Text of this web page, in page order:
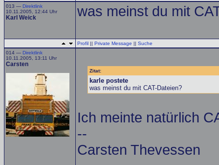
013 — Direktlink
10.11.2005, 12:44 Uhr
Karl Weick was meinst du mit
Profil || Private Message || Suche
014 — Direktlink
10.11.2005, 13:11 Uhr
Carsten
Zitat:
karle postete
was meinst du mit CAT-Dateien?
Ich meinte natürlich
--
Carsten Thevessen